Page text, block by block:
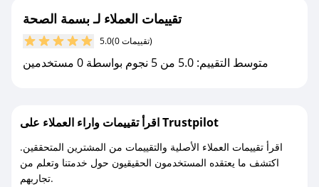
جديد.
مع صحصح، تسوق بذكاء ووفّر على كل مشترياتك مع
كوبونات خصم حصرية من بسمة الصحة!
تقييمات العملاء لـ بسمة الصحة
5.0 (0 تقييمات)
متوسط التقييم: 5.0 من 5 نجوم بواسطة 0 مستخدمين
اقرأ تقييمات واراء العملاء على Trustpilot
اقرأ تقييمات العملاء الأصلية والتقييمات من المشترين المتحققين.
اكتشف ما يعتقده المستخدمون الحقيقيون حول خدمتنا وتعلم من
تجاربهم.